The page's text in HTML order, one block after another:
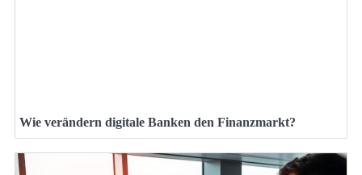
Wie verändern digitale Banken den Finanzmarkt?